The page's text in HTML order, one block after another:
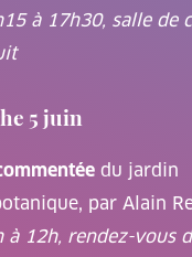
à 17h30, salle de
5 juin
du jardin
par Alain
à 12h, rendez-vous